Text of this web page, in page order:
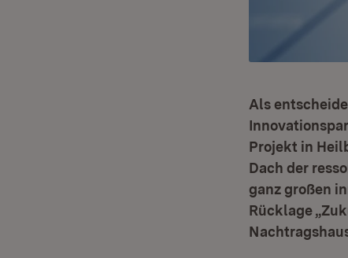
Als
Projekt in
Dach der
ganz großen
Rücklage